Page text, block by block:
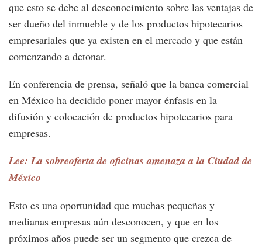
que esto se debe al desconocimiento sobre las ventajas de
ser dueño del inmueble y de los productos hipotecarios
empresariales que ya existen en el mercado y que están
comenzando a detonar.
En conferencia de prensa, señaló que la banca comercial
en México ha decidido poner mayor énfasis en la
difusión y colocación de productos hipotecarios para
empresas.
Lee: La sobreoferta de oficinas amenaza a la Ciudad de
México
Esto es una oportunidad que muchas pequeñas y
medianas empresas aún desconocen, y que en los
próximos años puede ser un segmento que crezca de